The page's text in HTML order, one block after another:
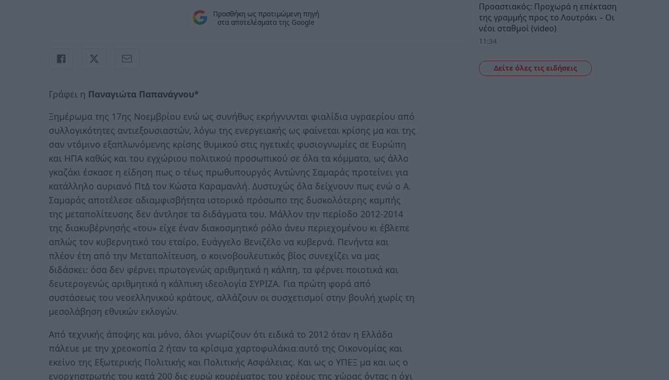
Προσθήκη ως προτιμώμενη πηγή
στα αποτελέσματα της Google
Γράφει η Παναγιώτα Παπανάγνου*
Ξημέρωμα της 17ης Νοεμβρίου ενώ ως συνήθως εκρήγνυνται φιαλίδια υγραερίου από
συλλογικότητες αντιεξουσιαστών, λόγω της ενεργειακής ως φαίνεται κρίσης μα και της
σαν ντόμινο εξαπλωνόμενης κρίσης θυμικού στις ηγετικές φυσιογνωμίες σε Ευρώπη
και ΗΠΑ καθώς και του εγχώριου πολιτικού προσωπικού σε όλα τα κόμματα, ως άλλο
γκαζάκι έσκασε η είδηση πως ο τέως πρωθυπουργός Αντώνης Σαμαράς προτείνει για
κατάλληλο αυριανό ΠτΔ τον Κώστα Καραμανλή. Δυστυχώς όλα δείχνουν πως ενώ ο Α.
Σαμαράς αποτέλεσε αδιαμφισβήτητα ιστορικό πρόσωπο της δυσκολότερης καμπής
της μεταπολίτευσης δεν άντλησε τα διδάγματα του. Μάλλον την περίοδο 2012-2014
της διακυβέρνησής «του» είχε έναν διακοσμητικό ρόλο άνευ περιεχομένου κι έβλεπε
απλώς τον κυβερνητικό του εταίρο, Ευάγγελο Βενιζέλο να κυβερνά. Πενήντα και
πλέον έτη από την Μεταπολίτευση, ο κοινοβουλευτικός βίος συνεχίζει να μας
διδάσκει: όσα δεν φέρνει πρωτογενώς αριθμητικά η κάλπη, τα φέρνει ποιοτικά και
δευτερογενώς αριθμητικά η κάλπικη ιδεολογία ΣΥΡΙΖΑ. Για πρώτη φορά από
συστάσεως του νεοελληνικού κράτους, αλλάζουν οι συσχετισμοί στην βουλή χωρίς τη
μεσολάβηση εθνικών εκλογών.
Από τεχνικής άποψης και μόνο, όλοι γνωρίζουν ότι ειδικά το 2012 όταν η Ελλάδα
πάλευε με την χρεοκοπία 2 ήταν τα κρίσιμα χαρτοφυλάκια׃ αυτό της Οικονομίας και
εκείνο της Εξωτερικής Πολιτικής και Πολιτικής Ασφάλειας. Και ως ο ΥΠΕΞ μα και ως ο
ενορχηστρωτής του κατά 200 δις ευρώ κουρέματος του χρέους της χώρας όντας η όχι
Προαστιακός: Προχωρά η επέκταση
της γραμμής προς το Λουτράκι – Οι
νέοι σταθμοί (video)
11:34
Δείτε όλες τις ειδήσεις